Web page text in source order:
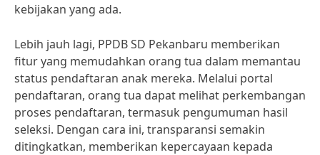
kebijakan yang ada.
Lebih jauh lagi, PPDB SD Pekanbaru memberikan
fitur yang memudahkan orang tua dalam memantau
status pendaftaran anak mereka. Melalui portal
pendaftaran, orang tua dapat melihat perkembangan
proses pendaftaran, termasuk pengumuman hasil
seleksi. Dengan cara ini, transparansi semakin
ditingkatkan, memberikan kepercayaan kepada